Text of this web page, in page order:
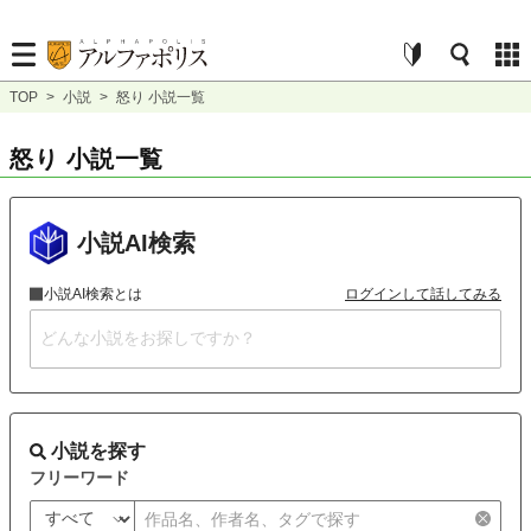
TOP > 小説 > 怒り 小説一覧
怒り 小説一覧
小説AI検索
小説AI検索とは ログインして話してみる
小説を探す
フリーワード